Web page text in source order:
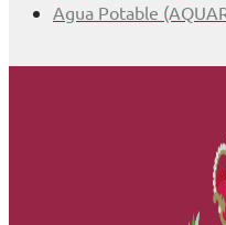
Agua Potable